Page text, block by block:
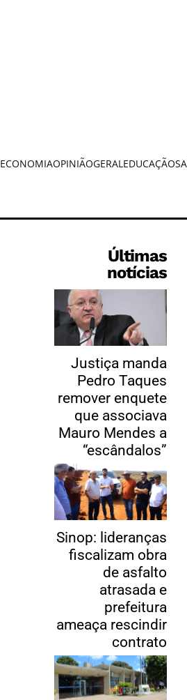
ECONOMIAOPINIÃOGERALEDUCAÇÃO
Últimas
notícias
Justiça manda
Pedro Taques
remover enquete
que associava
Mauro Mendes a
“escândalos”
Sinop: lideranças
fiscalizam obra
de asfalto
atrasada e
prefeitura
ameaça rescindir
contrato